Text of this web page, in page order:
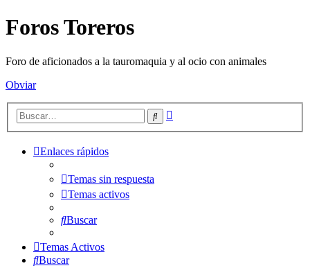
Foros Toreros
Foro de aficionados a la tauromaquia y al ocio con animales
Obviar
Buscar
Enlaces rápidos
Temas sin respuesta
Temas activos
Buscar
Temas Activos
Buscar